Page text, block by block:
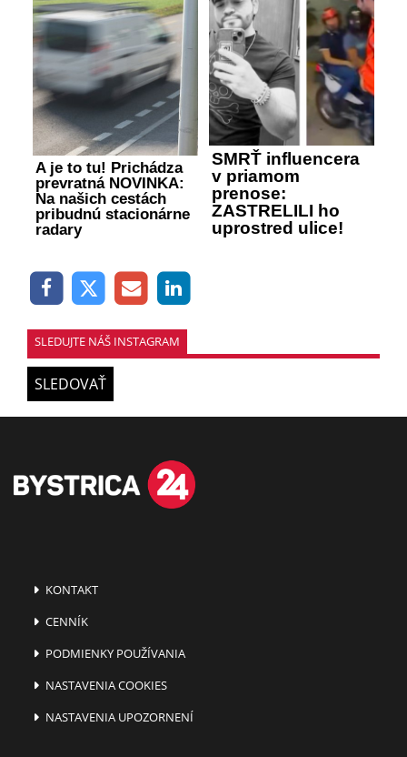
A je to tu! Prichádza
prevratná NOVINKA:
Na našich cestách
pribudnú stacionárne
radary
SMRŤ influencera
v priamom
prenose:
ZASTRELILI ho
uprostred ulice!
SLEDUJTE NÁŠ INSTAGRAM
SLEDOVAŤ
KONTAKT
CENNÍK
PODMIENKY POUŽÍVANIA
NASTAVENIA COOKIES
NASTAVENIA UPOZORNENÍ